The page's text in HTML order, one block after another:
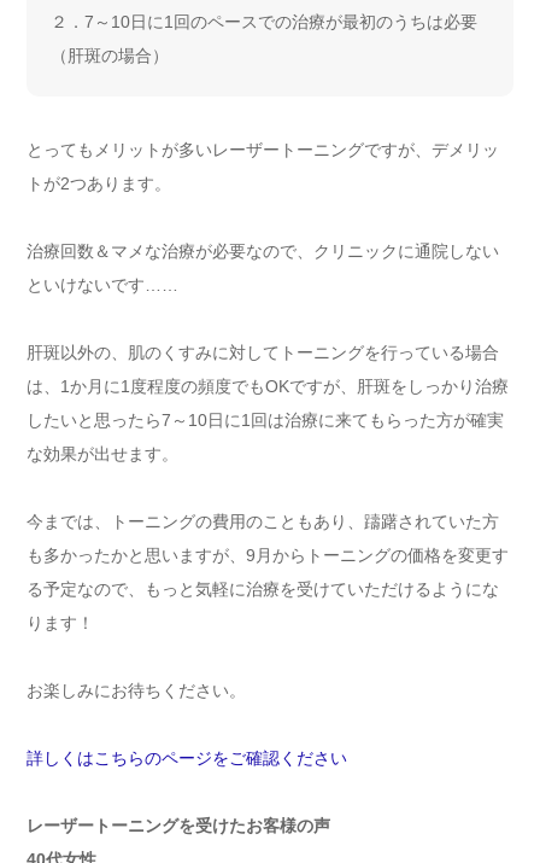
２．7～10日に1回のペースでの治療が最初のうちは必要
（肝斑の場合）
とってもメリットが多いレーザートーニングですが、デメリッ
トが2つあります。
治療回数＆マメな治療が必要なので、クリニックに通院しない
といけないです……
肝斑以外の、肌のくすみに対してトーニングを行っている場合
は、1か月に1度程度の頻度でもOKですが、肝斑をしっかり治療
したいと思ったら7～10日に1回は治療に来てもらった方が確実
な効果が出せます。
今までは、トーニングの費用のこともあり、躊躇されていた方
も多かったかと思いますが、9月からトーニングの価格を変更す
る予定なので、もっと気軽に治療を受けていただけるようにな
ります！
お楽しみにお待ちください。
詳しくはこちらのページをご確認ください
レーザートーニングを受けたお客様の声